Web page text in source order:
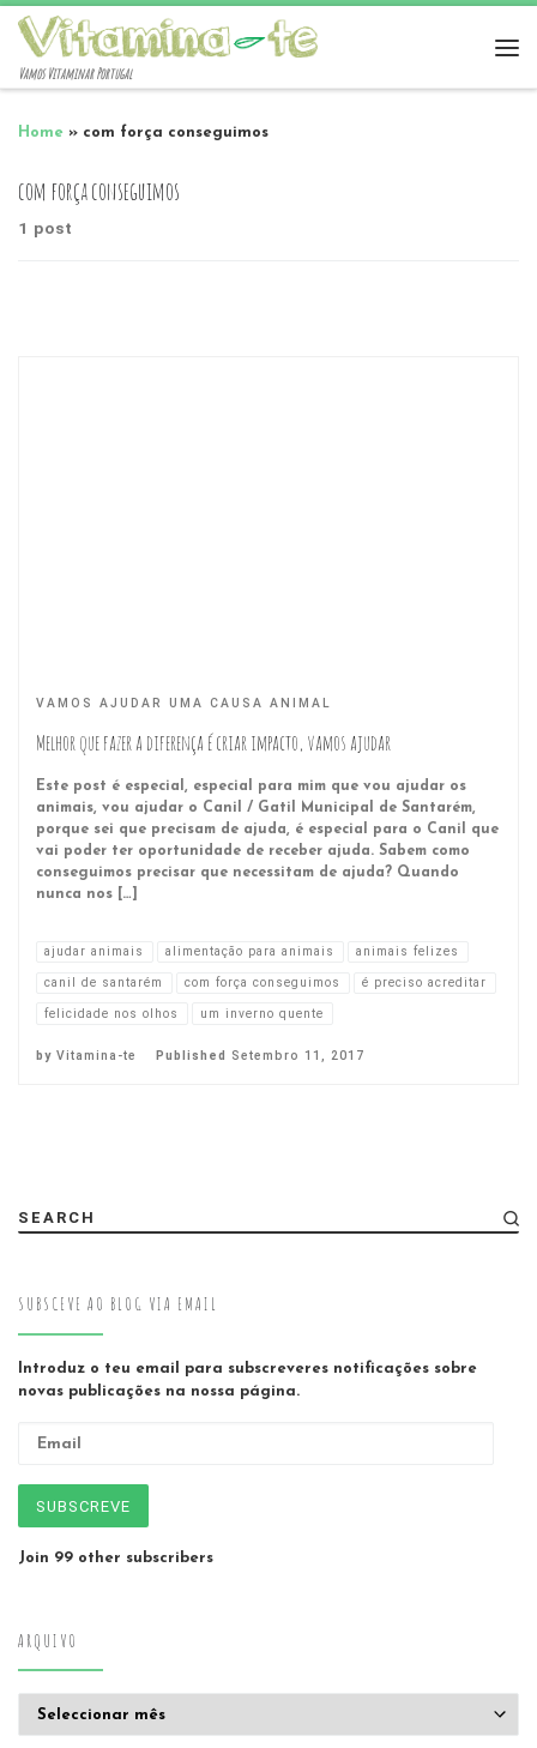
Vamos Vitaminar Portugal
Home » com força conseguimos
com força conseguimos
1 post
VAMOS AJUDAR UMA CAUSA ANIMAL
Melhor que fazer a diferença é criar impacto, vamos ajudar
Este post é especial, especial para mim que vou ajudar os
animais, vou ajudar o Canil / Gatil Municipal de Santarém,
porque sei que precisam de ajuda, é especial para o Canil que
vai poder ter oportunidade de receber ajuda. Sabem como
conseguimos precisar que necessitam de ajuda? Quando
nunca nos […]
ajudar animais alimentação para animais
animais felizes
canil de santarém
com força conseguimos
é preciso acreditar
felicidade nos olhos
um inverno quente
by Vitamina-te Published Setembro 11, 2017
SEARCH
SUBSCEVE AO BLOG VIA EMAIL
Introduz o teu email para subscreveres notificações sobre
novas publicações na nossa página.
SUBSCREVE
Join 99 other subscribers
ARQUIVO